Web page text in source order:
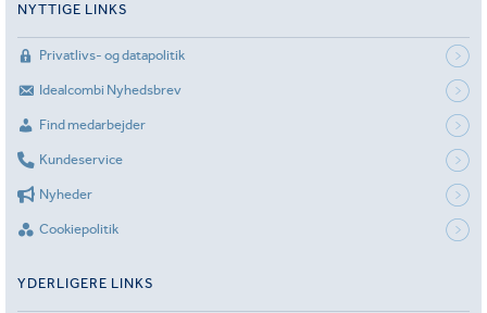
NYTTIGE LINKS
Privatlivs- og datapolitik
Idealcombi Nyhedsbrev
Find medarbejder
Kundeservice
Nyheder
Cookiepolitik
YDERLIGERE LINKS